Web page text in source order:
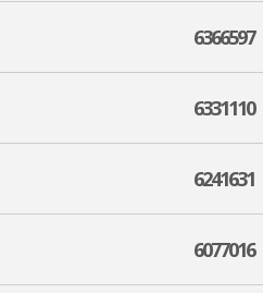
6366597
6331110
6241631
6077016